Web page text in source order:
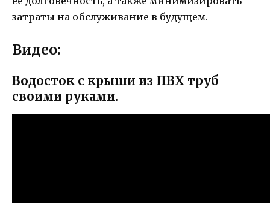
затраты на обслуживание в будущем.
Видео:
Водосток с крыши из ПВХ труб
своими руками.